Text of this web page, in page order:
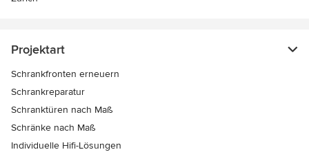
Projektart
Schrankfronten erneuern
Schrankreparatur
Schranktüren nach Maß
Schränke nach Maß
Individuelle Hifi-Lösungen